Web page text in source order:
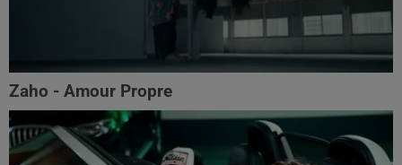
Zaho - Amour Propre